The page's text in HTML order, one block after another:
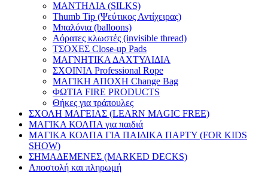
ΜΑΝΤΗΛΙΑ (SILKS)
Thumb Tip (Ψεύτικος Αντίχειρας)
Μπαλόνια (balloons)
Αόρατες κλωστές (invisible thread)
ΤΣΟΧΕΣ Close-up Pads
ΜΑΓΝΗΤΙΚΑ ΔΑΧΤΥΛΙΔΙΑ
ΣΧΟΙΝΙΑ Professional Rope
ΜΑΓΙΚΗ ΑΠΟΧΗ Change Bag
ΦΩΤΙΑ FIRE PRODUCTS
Θήκες για τράπουλες
ΣΧΟΛΗ ΜΑΓΕΙΑΣ (LEARN MAGIC FREE)
ΜΑΓΙΚΑ ΚΟΛΠΑ για παιδιά
ΜΑΓΙΚΑ ΚΟΛΠΑ ΓΙΑ ΠΑΙΔΙΚΑ ΠΑΡΤΥ (FOR KIDS
SHOW)
ΣΗΜΑΔΕΜΕΝΕΣ (MARKED DECKS)
Αποστολή και πληρωμή